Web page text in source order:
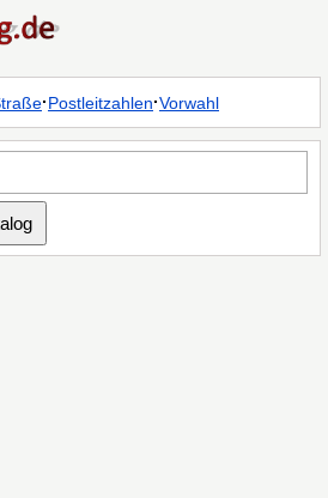
·Postleitzahlen·Vorwahl